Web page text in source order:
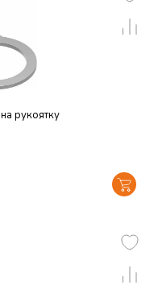
рукоятку